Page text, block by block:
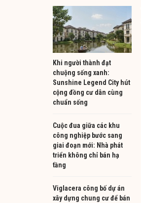
Khi người thành đạt
chuộng sống xanh:
Sunshine Legend City hút
cộng đồng cư dân cùng
chuẩn sống
Cuộc đua giữa các khu
công nghiệp bước sang
giai đoạn mới: Nhà phát
triển không chỉ bán hạ
tầng
Viglacera công bố dự án
xây dựng chung cư để bán